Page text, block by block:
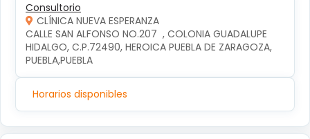
Consultorio
CLÍNICA NUEVA ESPERANZA
CALLE SAN ALFONSO NO.207  , COLONIA GUADALUPE
HIDALGO, C.P.72490, HEROICA PUEBLA DE ZARAGOZA,
PUEBLA,PUEBLA
Horarios disponibles